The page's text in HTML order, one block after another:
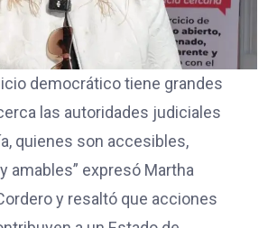
democrático tiene grandes
las autoridades judiciales
quienes son accesibles,
amables” expresó Martha
y resaltó que acciones